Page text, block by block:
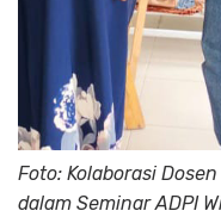
Foto: Kolaborasi
dalam Seminar ADPI